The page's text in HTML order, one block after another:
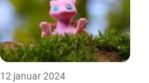
12 januar 2024